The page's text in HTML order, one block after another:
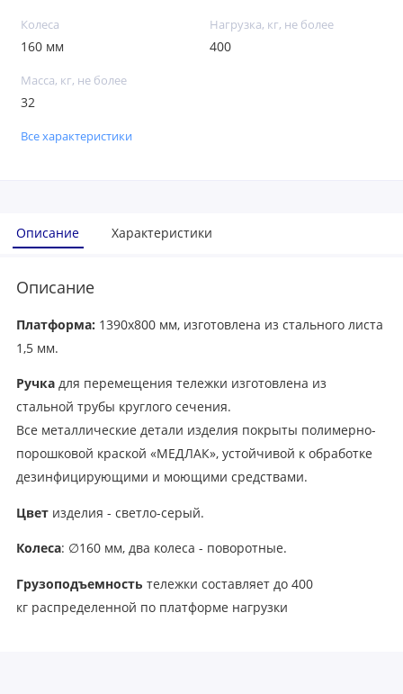
Колеса
160 мм
Нагрузка, кг, не более
400
Масса, кг, не более
32
Все характеристики
Описание Характеристики
Описание
Платформа: 1390х800 мм, изготовлена из стального листа
1,5 мм.
Ручка для перемещения тележки изготовлена из
стальной трубы круглого сечения.
Все металлические детали изделия покрыты полимерно-
порошковой краской «МЕДЛАК», устойчивой к обработке
дезинфицирующими и моющими средствами.
Цвет изделия - светло-серый.
Колеса: ∅160 мм, два колеса - поворотные.
Грузоподъемность тележки составляет до 400
кг распределенной по платформе нагрузки